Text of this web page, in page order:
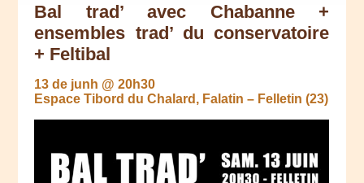
Bal trad’ avec Chabanne +
ensembles trad’ du conservatoire
+ Feltibal
13 de junh @ 20h30
Espace Tibord du Chalard, Falatin – Felletin (23)